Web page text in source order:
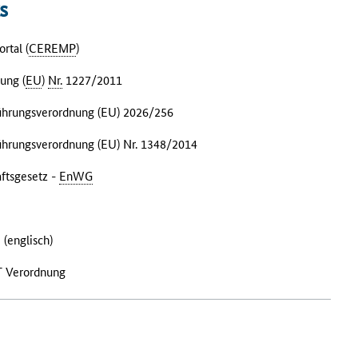
(CEREMP)
(EU) Nr.1227/2011
(EU) 2026/256
(EU) Nr. 1348/2014
- EnWG
Verordnung